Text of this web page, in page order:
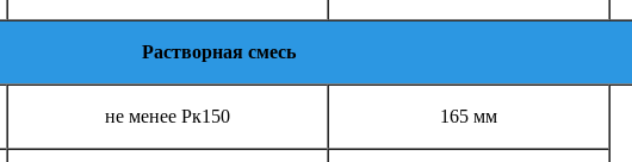
Растворная смесь
не менее Рк150
165 мм